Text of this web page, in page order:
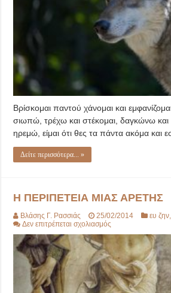
Βρίσκομαι παντού χάνομαι και
σιωπώ, τρέχω και στέκομαι, δαγκώνω
ηρεμώ, είμαι ότι θες τα πάντα ακόμα
Δείτε περισσότερα... »
Η ΠΕΡΙΠΕΤΕΙΑ ΜΙΑΣ ΑΡΕΤΗΣ
Βλάσης Γ. Ρασσιάς 25/02/2014 ευ ζην
Δεν επιτρέπεται σχολιασμός
ΠΕΡΙΠΕΤΕΙΑ
ΑΡΕΤΗΣ